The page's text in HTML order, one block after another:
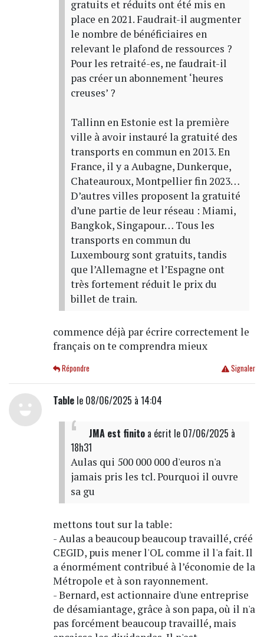
gratuits et réduits ont été mis en
place en 2021. Faudrait-il augmenter
le nombre de bénéficiaires en
relevant le plafond de ressources ?
Pour les retraité-es, ne faudrait-il
pas créer un abonnement ‘heures
creuses’ ?
Tallinn en Estonie est la première
ville à avoir instauré la gratuité des
transports en commun en 2013. En
France, il y a Aubagne, Dunkerque,
Chateauroux, Montpellier fin 2023…
D’autres villes proposent la gratuité
d’une partie de leur réseau : Miami,
Bangkok, Singapour… Tous les
transports en commun du
Luxembourg sont gratuits, tandis
que l’Allemagne et l’Espagne ont
très fortement réduit le prix du
billet de train.
commence déjà par écrire correctement le
français on te comprendra mieux
Signaler
Répondre
Tablele 08/06/2025 à 14:04
JMA est finitoa écrit le 07/06/2025 à
18h31
Aulas qui 500 000 000 d'euros n'a
jamais pris les tcl. Pourquoi il ouvre
sa gu
mettons tout sur la table:
- Aulas a beaucoup beaucoup travaillé, créé
CEGID, puis mener l'OL comme il l'a fait. Il
a énormément contribué à l’économie de la
Métropole et à son rayonnement.
- Bernard, est actionnaire d'une entreprise
de désamiantage, grâce à son papa, où il n'a
pas forcément beaucoup travaillé, mais